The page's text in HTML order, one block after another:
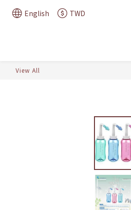
English TWD
View All